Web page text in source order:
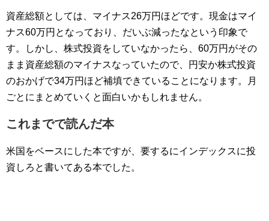
資産総額としては、マイナス26万円ほどです。現金はマイ
ナス60万円となっており、だいぶ減ったなという印象で
す。しかし、株式投資をしていなかったら、60万円がその
まま資産総額のマイナスなっていたので、円安か株式投資
のおかげで34万円ほど補填できていることになります。月
ごとにまとめていくと面白いかもしれません。
これまでで読んだ本
米国をベースにした本ですが、要するにインデックスに投
資しろと書いてある本でした。